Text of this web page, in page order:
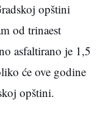
opštini
od trinaest
asfaltirano je 1,5
će ove godine
opštini.